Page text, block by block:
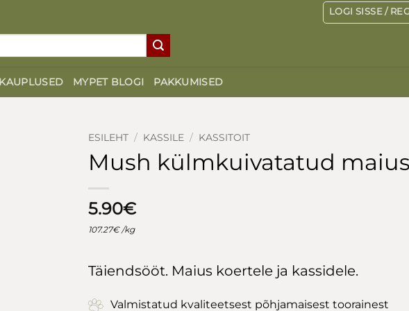
LOGI SISSE /
KAUPLUSED MYPET BLOGI PAKKUMISED
ESILEHT / KASSILE / KASSITOIT
Mush külmkuivatatud maius
5.90€
107.27€ /kg
Täiendsööt. Maius koertele ja kassidele.
Valmistatud kvaliteetsest põhjamaisest toorainest